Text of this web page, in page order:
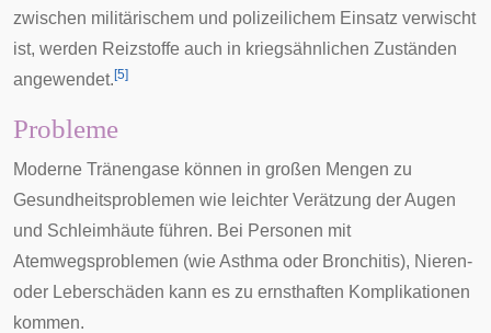
zwischen militärischem und polizeilichem Einsatz verwischt
ist, werden Reizstoffe auch in kriegsähnlichen Zuständen
angewendet. [5]
Probleme
Moderne Tränengase können in großen Mengen zu
Gesundheitsproblemen wie leichter Verätzung der Augen
und Schleimhäute führen. Bei Personen mit
Atemwegsproblemen (wie Asthma oder Bronchitis), Nieren-
oder Leberschäden kann es zu ernsthaften Komplikationen
kommen.